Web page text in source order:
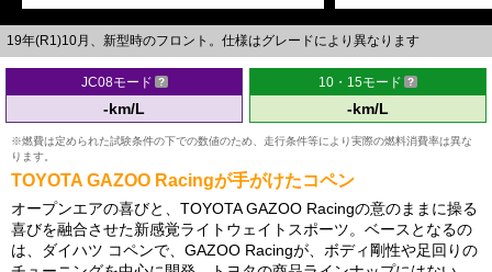
19年(R1)10月、新型時のフロント。仕様はグレードにより異なります
JC08モード
-km/L
10・15モード
-km/L
※燃費は定められた試験条件の下での数値のため、走行条件等により実際の燃料消費率は異な
ります。
TOYOTA GAZOO Racingが手がけたコペン
オープンエアの喜びと、TOYOTA GAZOO Racingの意のままに操る
喜びを融合させた新感覚ライトウェイトスポーツ。ベースとなるの
は、ダイハツ コペンで、GAZOO Racingが、ボディ剛性や足回りの